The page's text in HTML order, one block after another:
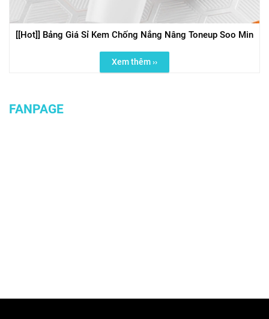
[[Hot]] Bảng Giá Sỉ Kem Chống Nắng Nâng Toneup Soo Min
Xem thêm ››
FANPAGE